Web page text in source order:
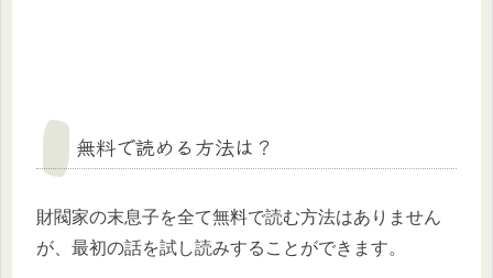
無料で読める方法は？
財閥家の末息子を全て無料で読む方法はありません
が、最初の話を試し読みすることができます。